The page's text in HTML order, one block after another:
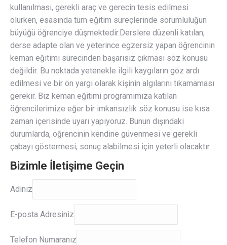
kullanılması, gerekli araç ve gerecin tesis edilmesi
olurken, esasında tüm eğitim süreçlerinde sorumluluğun
büyüğü öğrenciye düşmektedir.Derslere düzenli katılan,
derse adapte olan ve yeterince egzersiz yapan öğrencinin
keman eğitimi sürecinden başarısız çıkması söz konusu
değildir. Bu noktada yetenekle ilgili kaygıların göz ardı
edilmesi ve bir ön yargı olarak kişinin algılarını tıkamaması
gerekir. Biz keman eğitimi programımıza katılan
öğrencilerimize eğer bir imkansızlık söz konusu ise kısa
zaman içerisinde uyarı yapıyoruz. Bunun dışındaki
durumlarda, öğrencinin kendine güvenmesi ve gerekli
çabayı göstermesi, sonuç alabilmesi için yeterli olacaktır.
Bizimle İletişime Geçin
Adınız
E-posta Adresiniz
posta
Adresiniz
Telefon Numaranız